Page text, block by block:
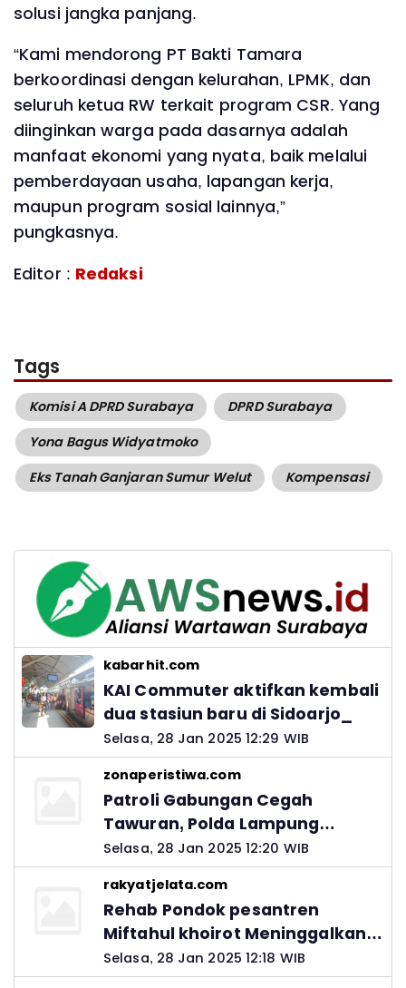
solusi jangka panjang.
‎“Kami mendorong PT Bakti Tamara
berkoordinasi dengan kelurahan, LPMK, dan
seluruh ketua RW terkait program CSR. Yang
diinginkan warga pada dasarnya adalah
manfaat ekonomi yang nyata, baik melalui
pemberdayaan usaha, lapangan kerja,
maupun program sosial lainnya,”
pungkasnya.
Editor : Redaksi
Tags
Komisi A DPRD Surabaya
DPRD Surabaya
Yona Bagus Widyatmoko
Eks Tanah Ganjaran Sumur Welut
Kompensasi
kabarhit.com
KAI Commuter aktifkan kembali
dua stasiun baru di Sidoarjo_
Selasa, 28 Jan 2025 12:29 WIB
zonaperistiwa.com
Patroli Gabungan Cegah
Tawuran, Polda Lampung
Ingatkan Peran Orang Tua
Selasa, 28 Jan 2025 12:20 WIB
rakyatjelata.com
Rehab Pondok pesantren
Miftahul khoirot Meninggalkan
Hutang Ke Material, Mantan
Kadis PUPR Harus Bertanggung
Selasa, 28 Jan 2025 12:18 WIB